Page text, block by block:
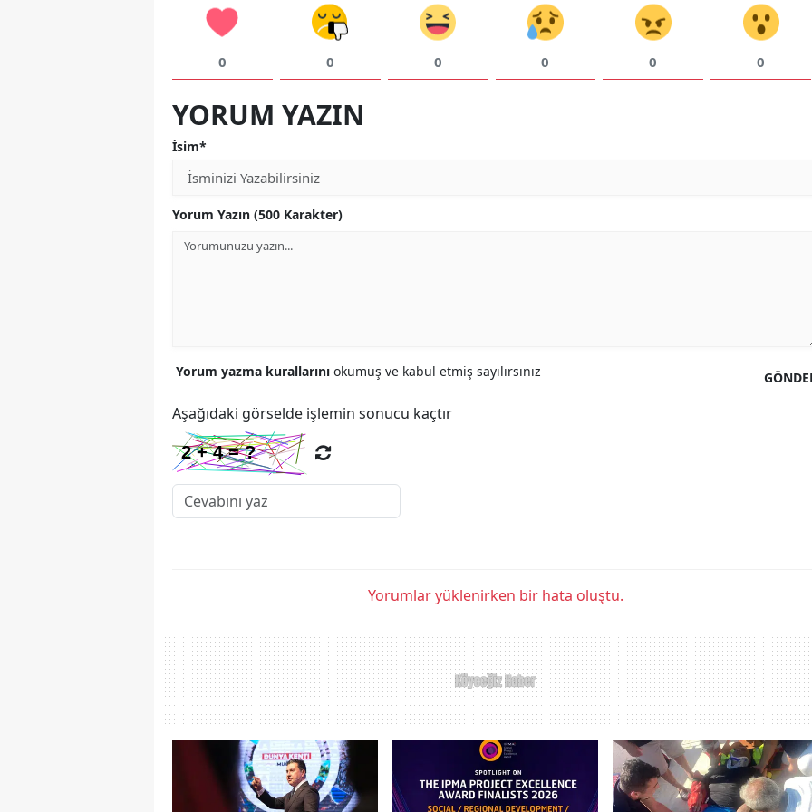
0 0 0 0 0 0
YORUM YAZIN
İsim*
Yorum Yazın (500 Karakter)
Yorum yazma kurallarını okumuş ve kabul etmiş sayılırsınız
Aşağıdaki görselde işlemin sonucu kaçtır
Yorumlar yüklenirken bir hata oluştu.